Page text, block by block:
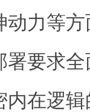
动力等
要求
内在逻